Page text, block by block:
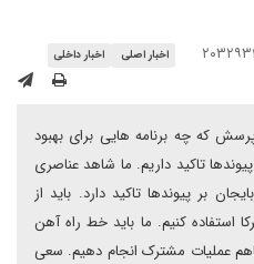
اخبار اصلی اخبار داخلی
که چه برنامه هایی برای بهبود
تاکید داریم. ما شاهد عناصری
بر پیوندها تاکید دارد. باید از
کنیم. ما باید خط راه آهن
عملیات مشترک انجام دهیم. سعی